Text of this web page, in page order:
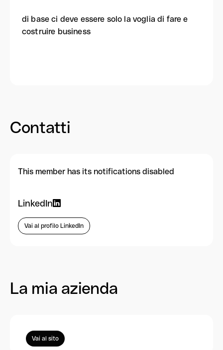
di base ci deve essere solo la voglia di fare e
costruire business
Contatti
This member has its notifications disabled
LinkedIn
Vai al profilo LinkedIn
La mia azienda
Vai al sito